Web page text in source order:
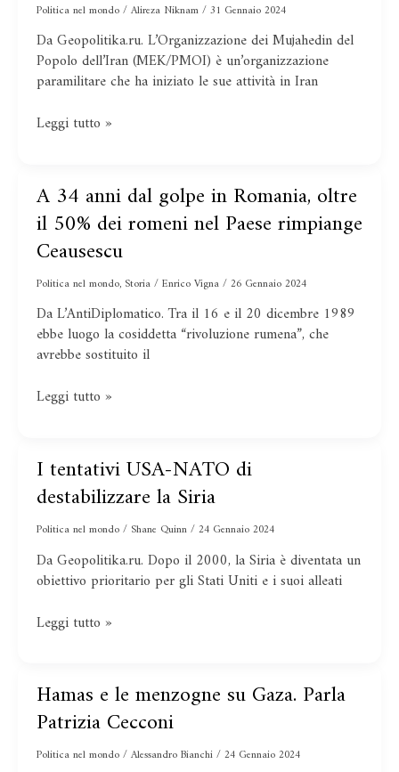
alta
qualità
Politica nel mondo/Alireza Niknam/31 Gennaio 2024
Da Geopolitika.ru. L’Organizzazione dei Mujahedin del
Popolo dell’Iran (MEK/PMOI) è un’organizzazione
paramilitare che ha iniziato le sue attività in Iran
gruppo
democratico
o
mafia?
Leggi tutto »
A 34 anni dal golpe in Romania, oltre
il 50% dei romeni nel Paese rimpiange
Ceausescu
Politica nel mondo, Storia/Enrico Vigna/26 Gennaio 2024
Da L’AntiDiplomatico. Tra il 16 e il 20 dicembre 1989
ebbe luogo la cosiddetta “rivoluzione rumena”, che
avrebbe sostituito il
A
34
anni
dal
golpe
in
Romania,
oltre
il
dei
Paese
rimpiange
Ceausescu
Leggi tutto »
I tentativi USA-NATO di
destabilizzare la Siria
Politica nel mondo/ Shane Quinn/24 Gennaio 2024
Da Geopolitika.ru. Dopo il 2000, la Siria è diventata un
obiettivo prioritario per gli Stati Uniti e i suoi alleati
I
tentativi
USA-
NATO
destabilizzare
la
Leggi tutto »
Hamas e le menzogne su Gaza. Parla
Patrizia Cecconi
Politica nel mondo/Alessandro Bianchi/24 Gennaio 2024
Hamas
e
le
menzogne